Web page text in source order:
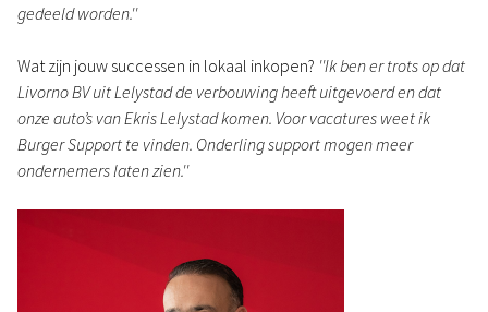
gedeeld worden.''
Wat zijn jouw successen in lokaal inkopen? ''Ik ben er trots op dat
Livorno BV uit Lelystad de verbouwing heeft uitgevoerd en dat
onze auto’s van Ekris Lelystad komen. Voor vacatures weet ik
Burger Support te vinden. Onderling support mogen meer
ondernemers laten zien.''